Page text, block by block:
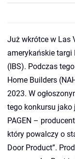
Już wkrótce w Las
amerykańskie targi
(IBS). Podczas
Home Builders
2023. W
tego konkursu jako
PAGEN –
który powalczy o
Door Product”.